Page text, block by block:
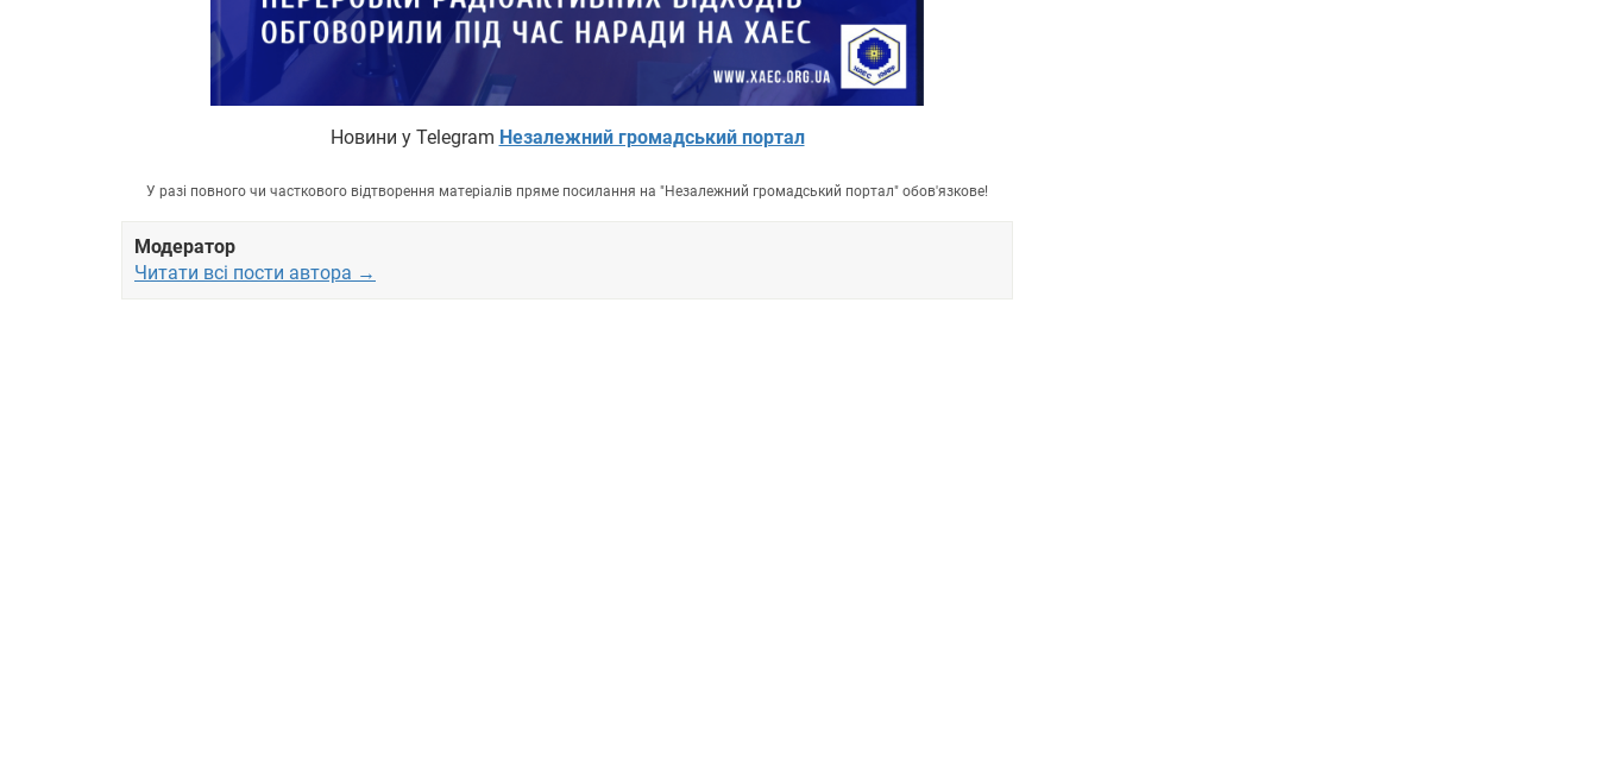
Новини у Telegram Незалежний громадський портал
У разі повного чи часткового відтворення матеріалів пряме посилання на "Незалежний громадський портал" обов'язкове!
Модератор
Читати всі пости автора →